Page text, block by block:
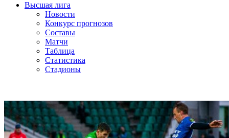
Высшая лига
Новости
Конкурс прогнозов
Составы
Матчи
Таблица
Статистика
Стадионы